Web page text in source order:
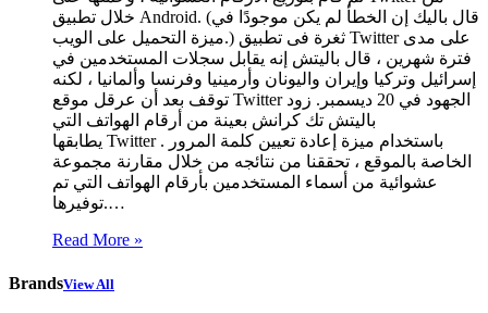
خلال تطبيق Android. (قال باليك إن الخطأ لم يكن موجودًا في
ميزة التحميل على الويب.) ثغرة فى تطبيق Twitter على مدى
فترة شهرين ، قال باليتش إنه يقابل سجلات المستخدمين في
إسرائيل وتركيا وإيران واليونان وأرمينيا وفرنسا وألمانيا ، لكنه
توقف بعد أن عرقل موقع Twitter الجهود في 20 ديسمبر. زود
باليتش تك كرانش بعينة من أرقام الهواتف التي
يطابقها Twitter . باستخدام ميزة إعادة تعيين كلمة المرور
الخاصة بالموقع ، تحققنا من نتائجه من خلال مقارنة مجموعة
عشوائية من أسماء المستخدمين بأرقام الهواتف التي تم
توفيرها.…
Read More »
BrandsView All